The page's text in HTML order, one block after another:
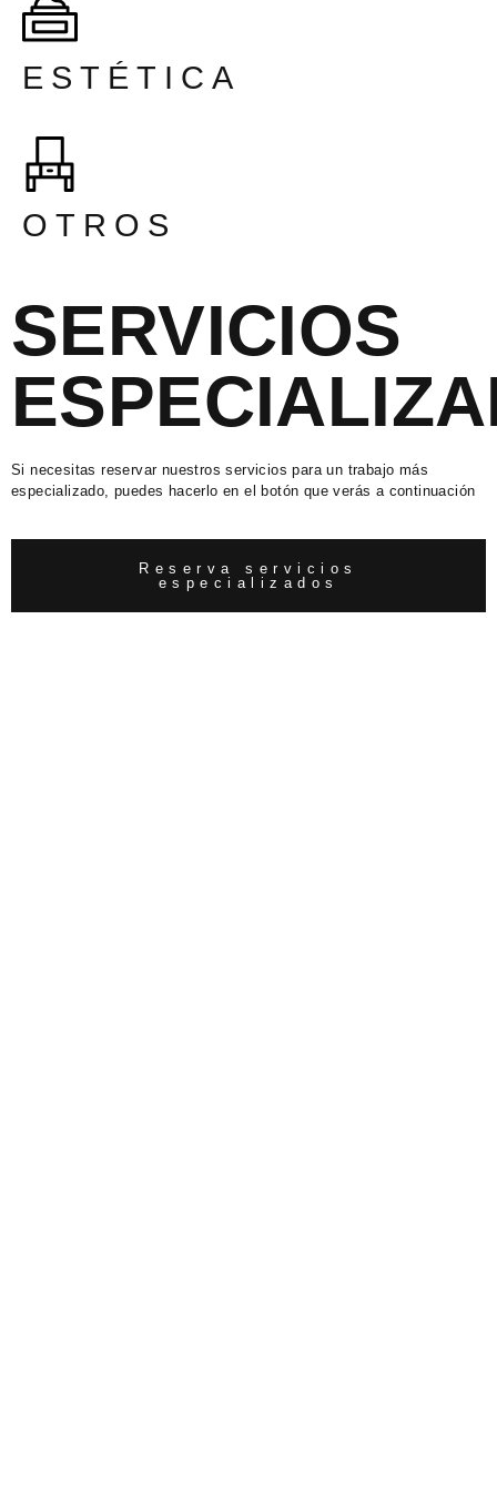
ESTÉTICA
OTROS
SERVICIOS
Si necesitas reservar nuestros servicios para un trabajo más
especializado, puedes hacerlo en el botón que verás a continuación
Reserva servicios
especializados